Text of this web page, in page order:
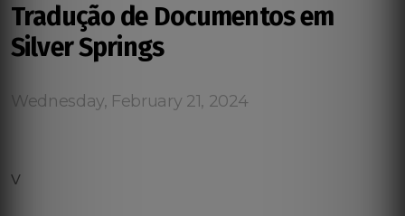
Tradução de Documentos em
Silver Springs
Wednesday, February 21, 2024
v